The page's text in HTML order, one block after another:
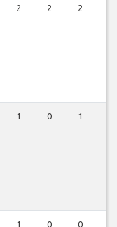
2 2 2
1 0 1
1 0 0